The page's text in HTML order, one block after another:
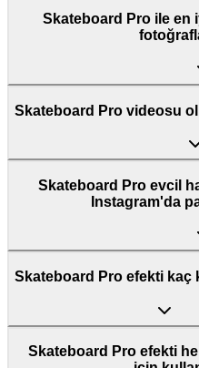
Skateboard Pro ile en
Skateboard Pro videosu
Skateboard Pro evcil
Instagram'da
Skateboard Pro efekti kaç
Skateboard Pro efekti